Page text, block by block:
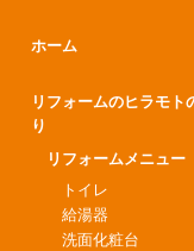
ホーム
リフォームのヒラモト
り
リフォームメニュー
トイレ
給湯器
洗面化粧台